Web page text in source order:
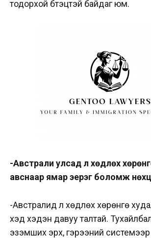
тодорхой бүтэцтэй байдаг юм.
-Австрали улсад үл хөдлөх
авснаар ямар эерэг боломж
-Австралид үл хөдлөх хөрөнгө
хэд хэдэн давуу талтай.
эзэмших эрх, гэрээний